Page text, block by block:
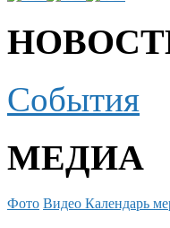
События
МЕДИА
Фото Видео Календарь